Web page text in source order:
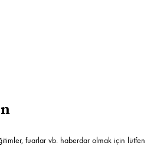
fuarlar vb. haberdar olmak için lütfen